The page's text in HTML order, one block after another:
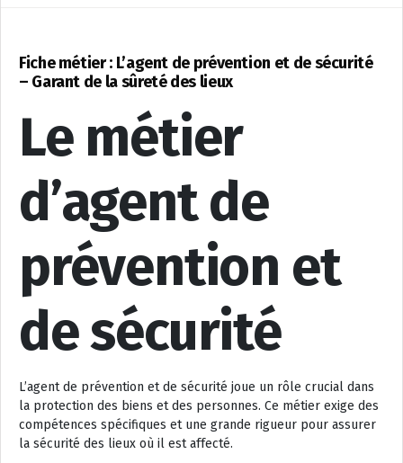
Fiche métier : L’agent de prévention et de sécurité
– Garant de la sûreté des lieux
Le métier
d’agent de
prévention et
de sécurité
L’agent de prévention et de sécurité joue un rôle crucial dans
la protection des biens et des personnes. Ce métier exige des
compétences spécifiques et une grande rigueur pour assurer
la sécurité des lieux où il est affecté.